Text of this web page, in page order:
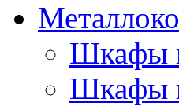
Шкафы
Шкафы